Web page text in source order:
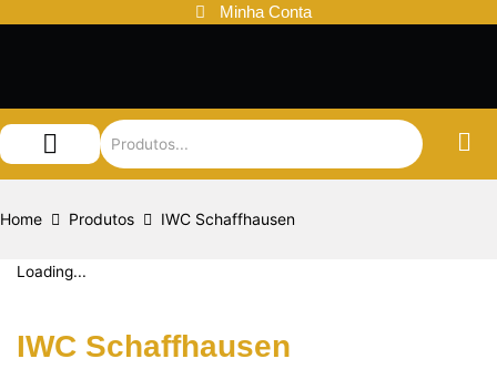
Minha Conta
Home Produtos IWC Schaffhausen
Loading...
IWC Schaffhausen